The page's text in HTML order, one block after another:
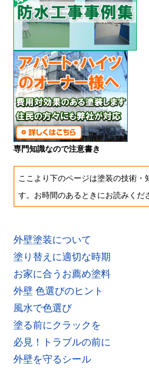
専門知識なので注意書き
ここより下のページは塗装の技術・
す。お時間のあるときにお読みくだ
外壁塗装について
塗り替えに適切な時期
お家に合うお薦め塗料
外壁 色選びのヒント
風水で色選び
塗る前にクラックを
必見！トラブルの前に
外壁を守るシール